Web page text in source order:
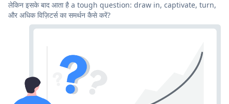
लेकिन इसके बाद आता है a tough question: draw in, captivate, turn,
और अधिक विज़िटर्स का समर्थन कैसे करें?